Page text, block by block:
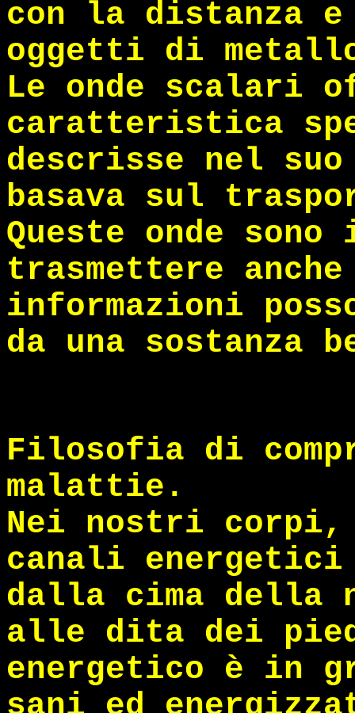
con la distanza
oggetti di
Le onde scalari
caratteristica
descrisse nel
basava sul
Queste onde
trasmettere
informazioni
da una sostanza
Filosofia di
malattie.
Nei nostri corpi,
canali energetici
dalla cima della
alle dita dei
energetico è in